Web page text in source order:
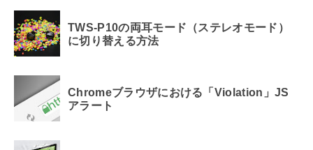
TWS-P10の両耳モード（ステレオモード）
に切り替える方法
Chromeブラウザにおける「Violation」JS
アラート